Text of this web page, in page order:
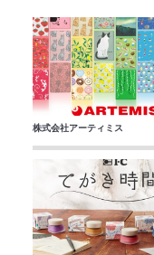
株式会社アーティミス